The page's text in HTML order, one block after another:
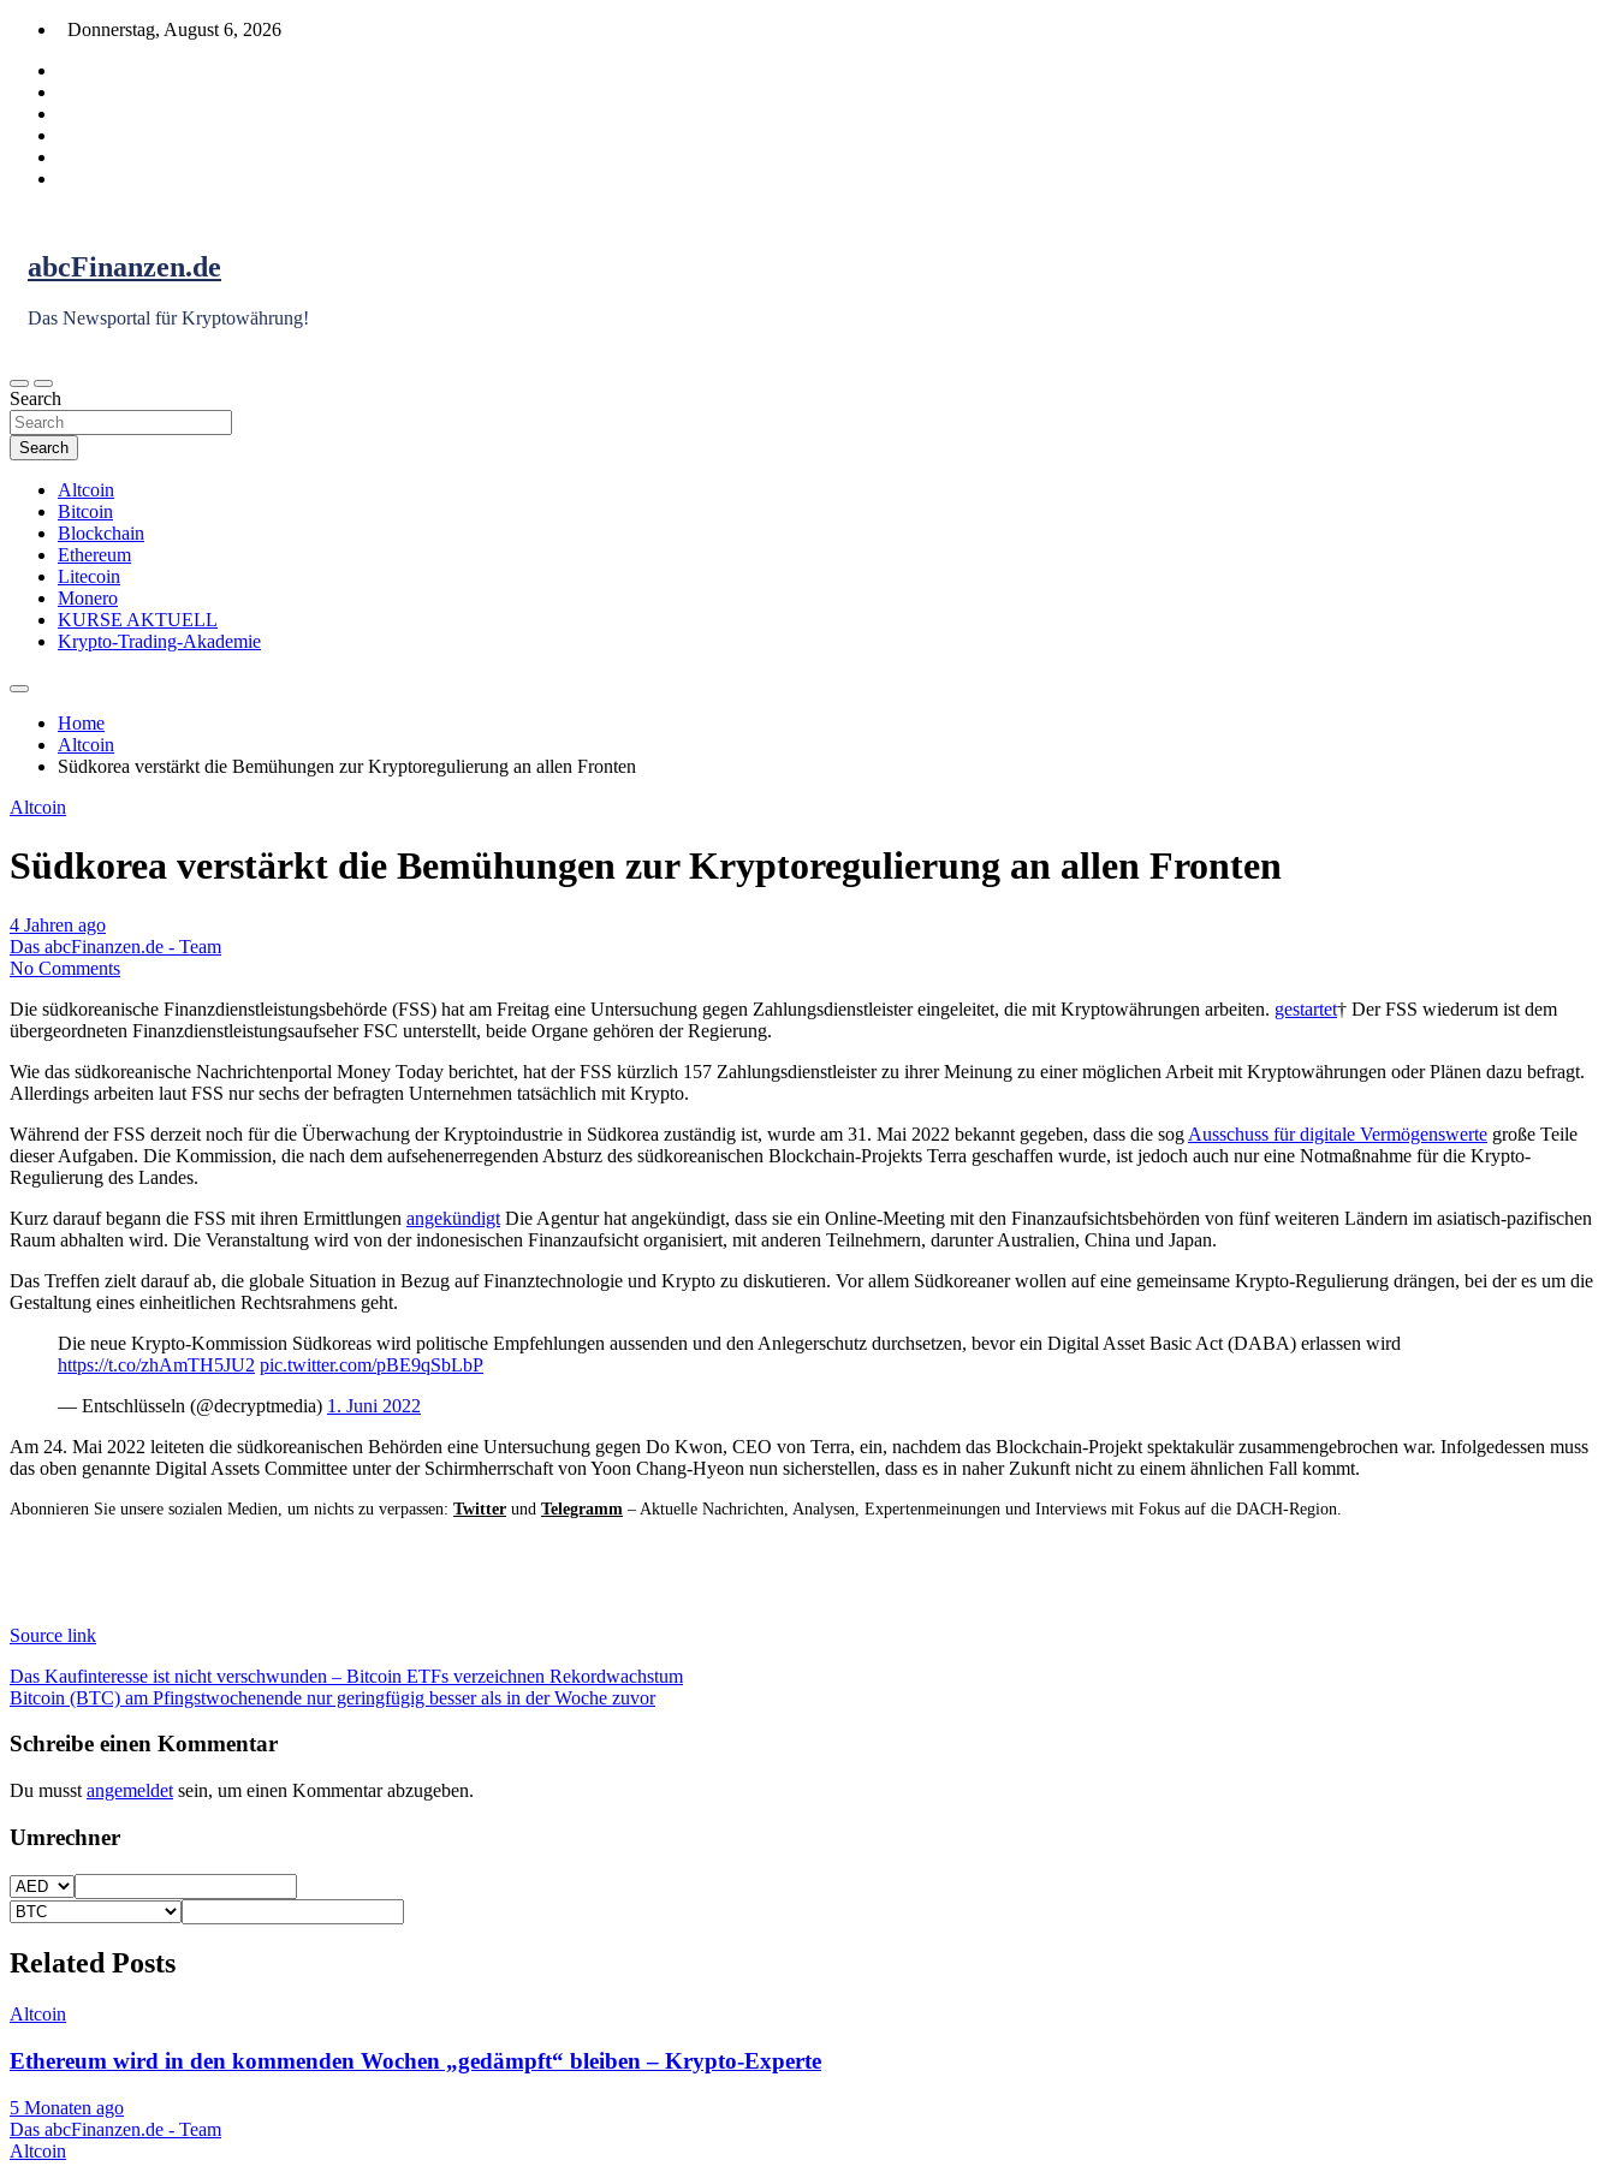
Skip
content
Donnerstag, August 6, 2026
abcFinanzen.de
Das Newsportal für Kryptowährung!
Search
Search
Altcoin
Bitcoin
Blockchain
Ethereum
Litecoin
Monero
KURSE AKTUELL
Krypto-Trading-Akademie
Home
Altcoin
Südkorea verstärkt die Bemühungen zur Kryptoregulierung an allen Fronten
Altcoin
Südkorea verstärkt die Bemühungen zur Kryptoregulierung an allen Fronten
4 Jahren ago
Das abcFinanzen.de - Team
No Comments
Die südkoreanische Finanzdienstleistungsbehörde (FSS) hat am Freitag eine Untersuchung gegen Zahlungsdienstleister eingeleitet, die mit Kryptowährungen arbeiten. gestartet† Der FSS wiederum ist dem
übergeordneten Finanzdienstleistungsaufseher FSC unterstellt, beide Organe gehören der Regierung.
Wie das südkoreanische Nachrichtenportal Money Today berichtet, hat der FSS kürzlich 157 Zahlungsdienstleister zu ihrer Meinung zu einer möglichen Arbeit mit Kryptowährungen oder Plänen dazu befragt.
Allerdings arbeiten laut FSS nur sechs der befragten Unternehmen tatsächlich mit Krypto.
Während der FSS derzeit noch für die Überwachung der Kryptoindustrie in Südkorea zuständig ist, wurde am 31. Mai 2022 bekannt gegeben, dass die sog Ausschuss für digitale Vermögenswerte große Teile
dieser Aufgaben. Die Kommission, die nach dem aufsehenerregenden Absturz des südkoreanischen Blockchain-Projekts Terra geschaffen wurde, ist jedoch auch nur eine Notmaßnahme für die Krypto-
Regulierung des Landes.
Kurz darauf begann die FSS mit ihren Ermittlungen angekündigt Die Agentur hat angekündigt, dass sie ein Online-Meeting mit den Finanzaufsichtsbehörden von fünf weiteren Ländern im asiatisch-pazifischen
Raum abhalten wird. Die Veranstaltung wird von der indonesischen Finanzaufsicht organisiert, mit anderen Teilnehmern, darunter Australien, China und Japan.
Das Treffen zielt darauf ab, die globale Situation in Bezug auf Finanztechnologie und Krypto zu diskutieren. Vor allem Südkoreaner wollen auf eine gemeinsame Krypto-Regulierung drängen, bei der es um die
Gestaltung eines einheitlichen Rechtsrahmens geht.
Die neue Krypto-Kommission Südkoreas wird politische Empfehlungen aussenden und den Anlegerschutz durchsetzen, bevor ein Digital Asset Basic Act (DABA) erlassen wird
https://t.co/zhAmTH5JU2 pic.twitter.com/pBE9qSbLbP
— Entschlüsseln (@decryptmedia) 1. Juni 2022
Am 24. Mai 2022 leiteten die südkoreanischen Behörden eine Untersuchung gegen Do Kwon, CEO von Terra, ein, nachdem das Blockchain-Projekt spektakulär zusammengebrochen war. Infolgedessen muss
das oben genannte Digital Assets Committee unter der Schirmherrschaft von Yoon Chang-Hyeon nun sicherstellen, dass es in naher Zukunft nicht zu einem ähnlichen Fall kommt.
Abonnieren Sie unsere sozialen Medien, um nichts zu verpassen: Twitter und Telegramm – Aktuelle Nachrichten, Analysen, Expertenmeinungen und Interviews mit Fokus auf die DACH-Region.
Source link
Beitragsnavigation
Das Kaufinteresse ist nicht verschwunden – Bitcoin ETFs verzeichnen Rekordwachstum
Bitcoin (BTC) am Pfingstwochenende nur geringfügig besser als in der Woche zuvor
Schreibe einen Kommentar
Du musst angemeldet sein, um einen Kommentar abzugeben.
Umrechner
Related Posts
Altcoin
Ethereum wird in den kommenden Wochen „gedämpft“ bleiben – Krypto-Experte
5 Monaten ago
Das abcFinanzen.de - Team
Altcoin